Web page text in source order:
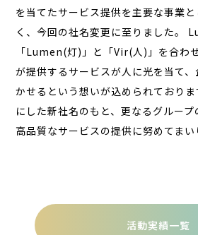
を当てたサービス提供を主要な事業
く、今回の社名変更に至りました。
「Lumen(灯)」と「Vir(人)」を合わ
が提供するサービスが人に光を当て
かせるという想いが込められており
にした新社名のもと、更なるグルー
高品質なサービスの提供に努めてまい
活動実績一覧